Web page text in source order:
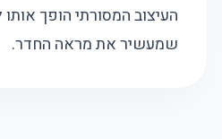
העיצוב המסורתי הופך
שמעשיר את מראה החדר.